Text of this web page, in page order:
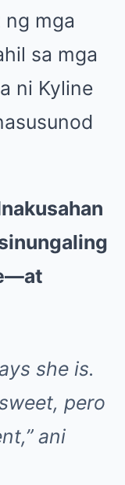
ng mga
sa mga
ni Kyline
she is.
pero
ani